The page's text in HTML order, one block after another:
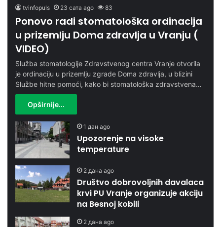
tvinfopuls 23 сата ago 83
Ponovo radi stomatološka ordinacija
u prizemlju Doma zdravlja u Vranju (
VIDEO)
Služba stomatologije Zdravstvenog centra Vranje otvorila
je ordinaciju u prizemlju zgrade Doma zdravlja, u blizini
Službe hitne pomoći, kako bi stomatološka zdravstvena…
Opširnije...
1 дан ago
Upozorenje na visoke
temperature
2 дана ago
Društvo dobrovoljnih davalaca
krvi PU Vranje organizuje akciju
na Besnoj kobili
2 дана ago